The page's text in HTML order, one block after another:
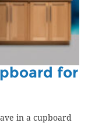
for
in a cupboard